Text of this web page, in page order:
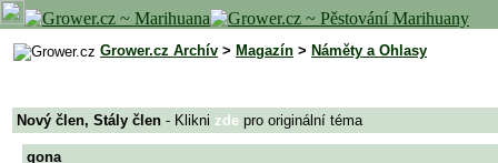
Grower.cz Archív > Magazín > Náměty a Ohlasy
Nový člen, Stály člen - Klikni zde pro originální téma
gona